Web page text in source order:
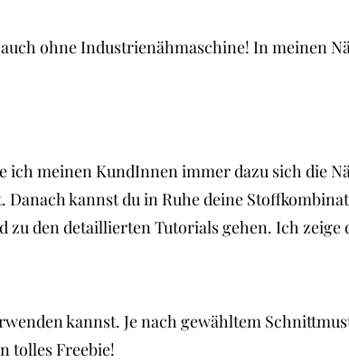
ohne Industrienähmaschine! In
meinen KundInnen immer dazu sich
kannst du in Ruhe deine
den detaillierten Tutorials gehen. Ich
kannst. Je nach gewähltem
tolles Freebie!